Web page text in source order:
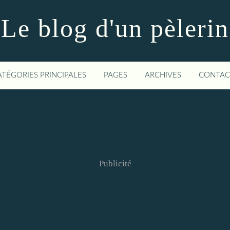
Le blog d'un pèlerin
PRINCIPALES PAGES ARCHIVES
Publicité